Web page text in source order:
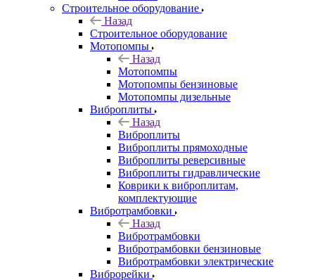
Строительное оборудование
Назад
Строительное оборудование
Мотопомпы
Назад
Мотопомпы
Мотопомпы бензиновые
Мотопомпы дизельные
Виброплиты
Назад
Виброплиты
Виброплиты прямоходные
Виброплиты реверсивные
Виброплиты гидравлические
Коврики к виброплитам,
комплектующие
Вибротрамбовки
Назад
Вибротрамбовки
Вибротрамбовки бензиновые
Вибротрамбовки электрические
Виброрейки